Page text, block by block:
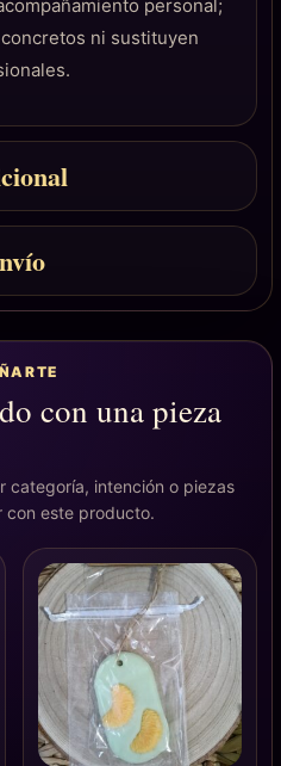
personal;
ni sustituyen
con una pieza
categoría, intención o piezas
con este producto.